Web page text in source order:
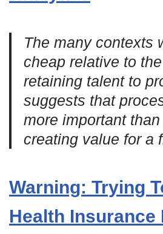
The many contexts
cheap relative to
retaining talent to
suggests that
more important
creating value for a
Warning: Trying
Health Insurance